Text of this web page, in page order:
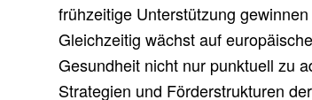
frühzeitige Unterstützung
Gleichzeitig wächst auf
Gesundheit nicht nur punktuell zu
Strategien und Förderstrukturen